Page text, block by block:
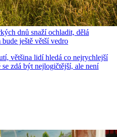
dnů snaží ochladit, dělá
ještě větší vedro
většina lidí hledá co nejrychlejší
zdá být nejlogičtější, ale není